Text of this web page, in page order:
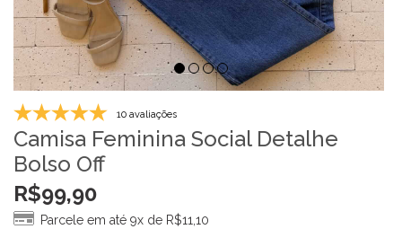
10 avaliações
Camisa Feminina Social Detalhe
Bolso Off
R$99,90
Parcele em até 9x de R$11,10